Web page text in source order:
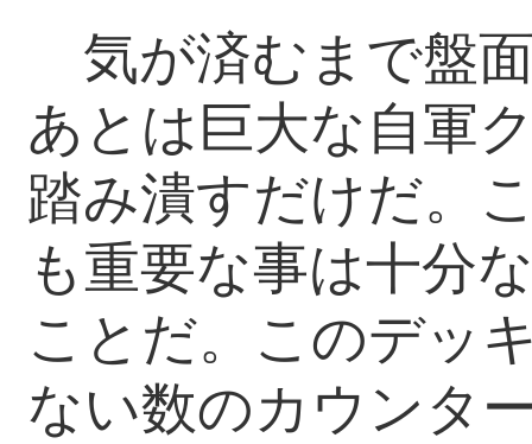
気が済むまで盤
あとは巨大な自軍
踏み潰すだけだ。
も重要な事は十分
ことだ。このデッ
ない数のカウンタ